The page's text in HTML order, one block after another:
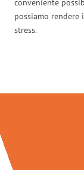
conveniente
possiamo rendere
stress.